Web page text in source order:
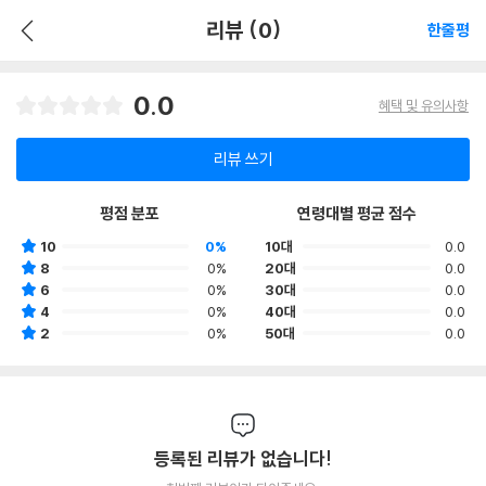
리뷰 (0) 한줄평
0.0 혜택 및 유의사항
리뷰 쓰기
평점 분포
10
0%
8
0%
6
0%
4
0%
2
0%
연령대별 평균 점수
10대
0.0
20대
0.0
30대
0.0
40대
0.0
50대
0.0
등록된 리뷰가 없습니다!